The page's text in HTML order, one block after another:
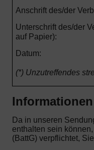
Anschrift des/der
Unterschrift des/der
auf Papier):
Datum:
(*) Unzutreffendes
Da in unseren
enthalten sein
(BattG) verpflichtet,